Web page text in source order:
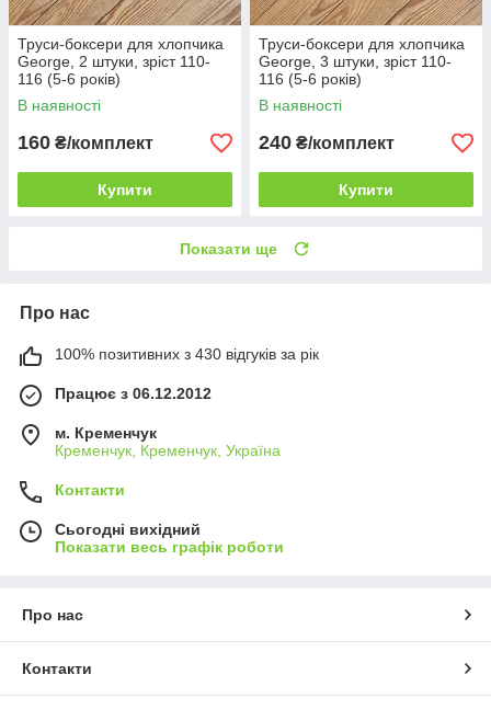
Труси-боксери для хлопчика
George, 2 штуки, зріст 110-
116 (5-6 років)
В наявності
160 ₴/комплект
Купити
Труси-боксери для хлопчика
George, 3 штуки, зріст 110-
116 (5-6 років)
В наявності
240 ₴/комплект
Купити
Показати ще
Про нас
100% позитивних з 430 відгуків за рік
Працює з 06.12.2012
м. Кременчук
Кременчук, Кременчук, Україна
Контакти
Сьогодні вихідний
Показати весь графік роботи
Про нас
Контакти